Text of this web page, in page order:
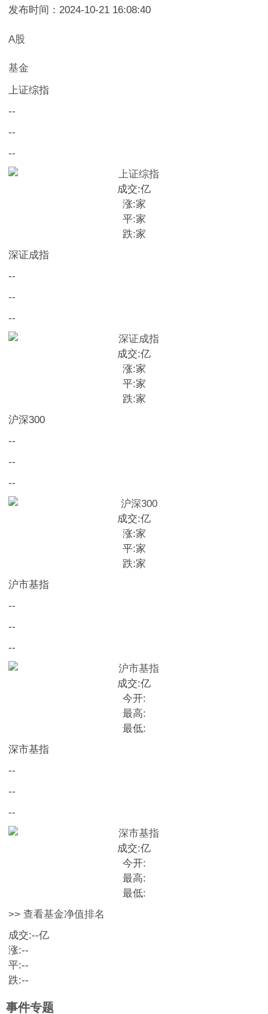
发布时间：2024-10-21 16:08:40
A股
基金
上证综指
--
--
--
成交:亿
涨:家
平:家
跌:家
深证成指
--
--
--
成交:亿
涨:家
平:家
跌:家
沪深300
--
--
--
成交:亿
涨:家
平:家
跌:家
沪市基指
--
--
--
成交:亿
今开:
最高:
最低:
深市基指
--
--
--
成交:亿
今开:
最高:
最低:
>> 查看基金净值排名
成交:--亿
涨:--
平:--
跌:--
事件专题